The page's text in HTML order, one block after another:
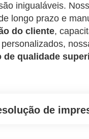
inigualáveis.
longo prazo e
do cliente,
de qualidade
de